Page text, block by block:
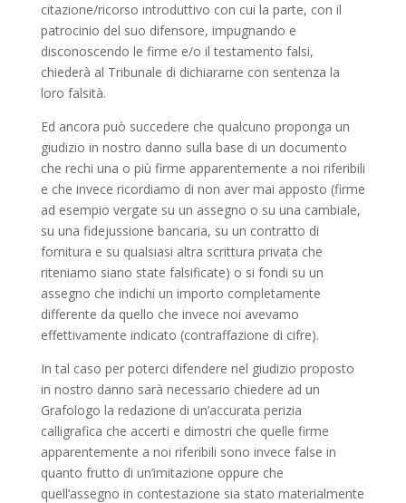
citazione/ricorso introduttivo con cui la parte, con il
patrocinio del suo difensore, impugnando e
disconoscendo le firme e/o il testamento falsi,
chiederà al Tribunale di dichiararne con sentenza la
loro falsità.
Ed ancora può succedere che qualcuno proponga un
giudizio in nostro danno sulla base di un documento
che rechi una o più firme apparentemente a noi riferibili
e che invece ricordiamo di non aver mai apposto (firme
ad esempio vergate su un assegno o su una cambiale,
su una fidejussione bancaria, su un contratto di
fornitura e su qualsiasi altra scrittura privata che
riteniamo siano state falsificate) o si fondi su un
assegno che indichi un importo completamente
differente da quello che invece noi avevamo
effettivamente indicato (contraffazione di cifre).
In tal caso per poterci difendere nel giudizio proposto
in nostro danno sarà necessario chiedere ad un
Grafologo la redazione di un’accurata perizia
calligrafica che accerti e dimostri che quelle firme
apparentemente a noi riferibili sono invece false in
quanto frutto di un’imitazione oppure che
quell’assegno in contestazione sia stato materialmente